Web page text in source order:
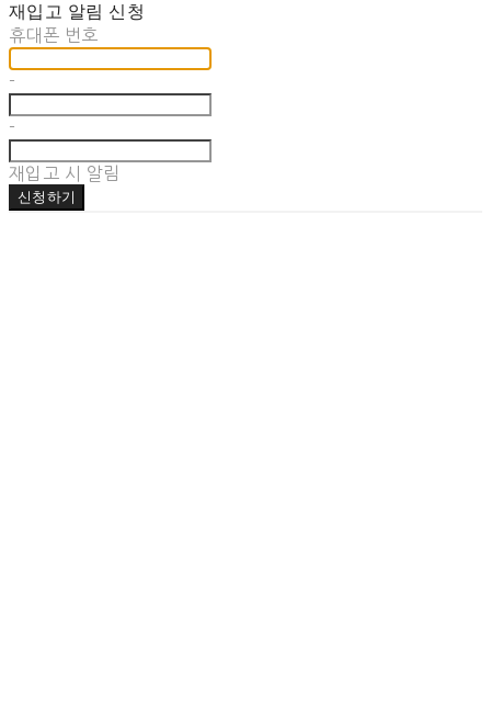
재입고 알림 신청
휴대폰 번호
-
-
재입고 시 알림
신청하기